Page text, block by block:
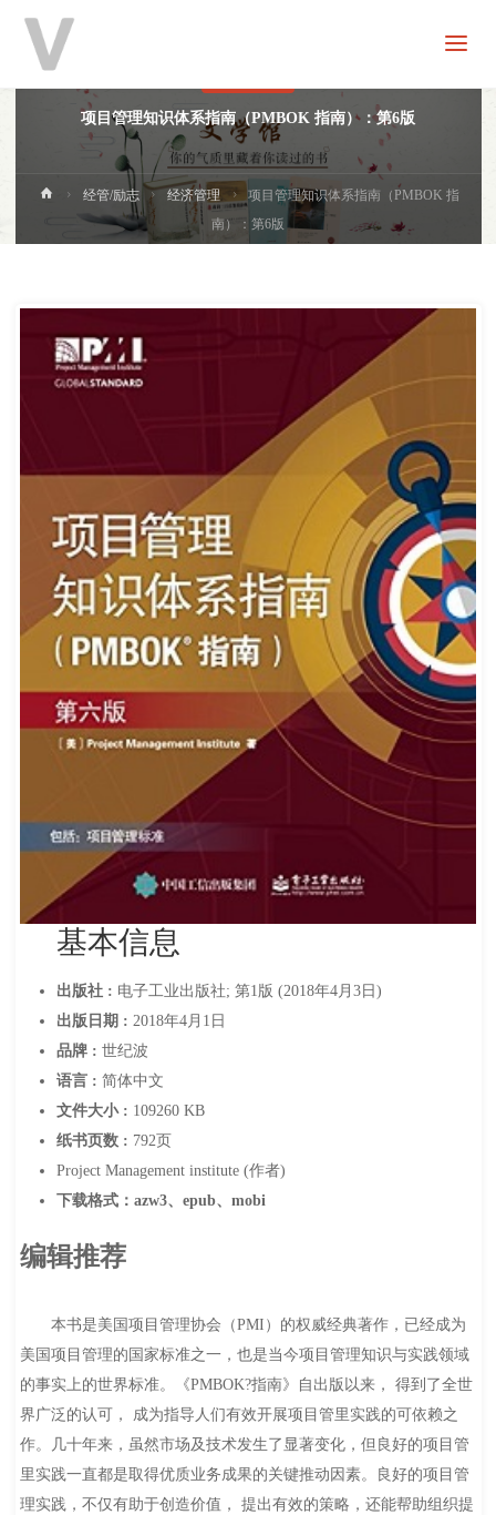
项目管理知识体系指南（PMBOK 指南）：第6版
首
经管/励志 经济管理
项目管理知识体系指南（PMBOK 指
南）：第6版
基本信息
出版社 : 电子工业出版社; 第1版 (2018年4月3日)
出版日期 : 2018年4月1日
品牌 : 世纪波
语言 : 简体中文
文件大小 : 109260 KB
纸书页数 : 792页
Project Management institute (作者)
下载格式：azw3、epub、mobi
编辑推荐
本书是美国项目管理协会（PMI）的权威经典著作，已经成为
美国项目管理的国家标准之一，也是当今项目管理知识与实践领域
的事实上的世界标准。《PMBOK?指南》自出版以来， 得到了全世
界广泛的认可， 成为指导人们有效开展项目管里实践的可依赖之
作。几十年来，虽然市场及技术发生了显著变化，但良好的项目管
里实践一直都是取得优质业务成果的关键推动因素。良好的项目管
理实践，不仅有助于创造价值， 提出有效的策略，还能帮助组织提